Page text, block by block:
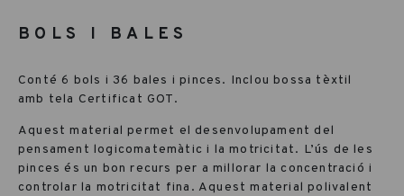
BOLS I BALES
Conté 6 bols i 36 bales i pinces. Inclou bossa tèxtil
amb tela Certificat GOT.
Aquest material permet el desenvolupament del
pensament logicomatemàtic i la motricitat. L’ús de les
pinces és un bon recurs per a millorar la concentració i
controlar la motricitat fina. Aquest material polivalent